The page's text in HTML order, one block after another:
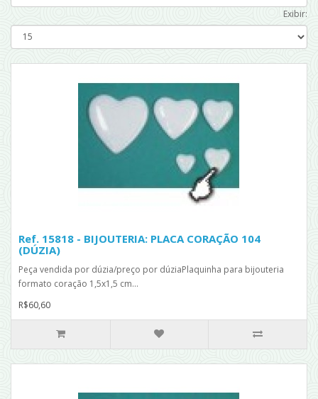
Exibir:
Ref. 15818 - BIJOUTERIA: PLACA CORAÇÃO 104
(DÚZIA)
Peça vendida por dúzia/preço por dúziaPlaquinha para bijouteria
formato coração 1,5x1,5 cm...
R$60,60